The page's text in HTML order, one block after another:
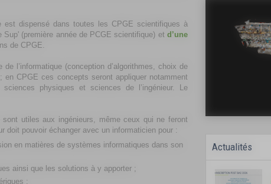
est dispensé dans toutes les CPGE scientifiques à
Sup' (première année de PCGE scientifique) etd’une
de CPGE.
l’informatique (conception d’algorithmes, choix de
CPGE ces concepts seront appliquer notamment
physiques et sciences de l’ingénieur. Le
utiles aux ingénieurs, même ceux qui ne feront
doit pouvoir échanger avec un informaticien pour :
en matières de systèmes informatiques dans son
ainsi que les solutions à y apporter ;
;
Actualités